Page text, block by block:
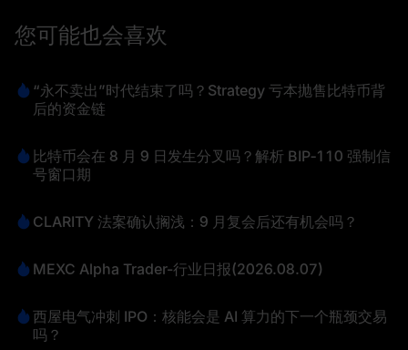
您可能也会喜欢
“永不卖出”时代结束了吗？Strategy 亏本抛售比特币背
后的资金链
比特币会在 8 月 9 日发生分叉吗？解析 BIP‑110 强制信
号窗口期
CLARITY 法案确认搁浅：9 月复会后还有机会吗？
MEXC Alpha Trader-行业日报(2026.08.07)
西屋电气冲刺 IPO：核能会是 AI 算力的下一个瓶颈交易
吗？